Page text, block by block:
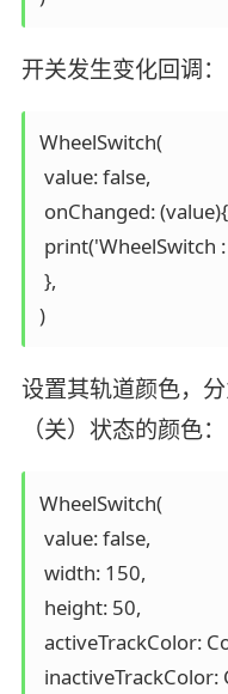
开关发生变化回调：
WheelSwitch(
value: false,
onChanged: (value){
print('WheelSwitch
},
)
设置其轨道颜色，
（关）状态的颜色：
WheelSwitch(
value: false,
width: 150,
height: 50,
activeTrackColor:
inactiveTrackColor: